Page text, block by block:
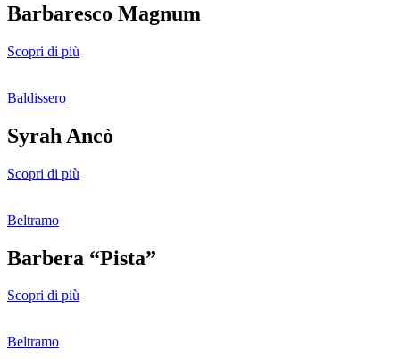
Barbaresco Magnum
Scopri di più
Baldissero
Syrah Ancò
Scopri di più
Beltramo
Barbera “Pista”
Scopri di più
Beltramo